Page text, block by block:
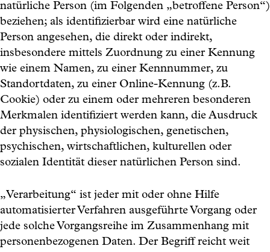
natürliche Person (im Folgenden „betroffene Person“)
beziehen; als identifizierbar wird eine natürliche
Person angesehen, die direkt oder indirekt,
insbesondere mittels Zuordnung zu einer Kennung
wie einem Namen, zu einer Kennnummer, zu
Standortdaten, zu einer Online-Kennung (z.B.
Cookie) oder zu einem oder mehreren besonderen
Merkmalen identifiziert werden kann, die Ausdruck
der physischen, physiologischen, genetischen,
psychischen, wirtschaftlichen, kulturellen oder
sozialen Identität dieser natürlichen Person sind.
„Verarbeitung“ ist jeder mit oder ohne Hilfe
automatisierter Verfahren ausgeführte Vorgang oder
jede solche Vorgangsreihe im Zusammenhang mit
personenbezogenen Daten. Der Begriff reicht weit